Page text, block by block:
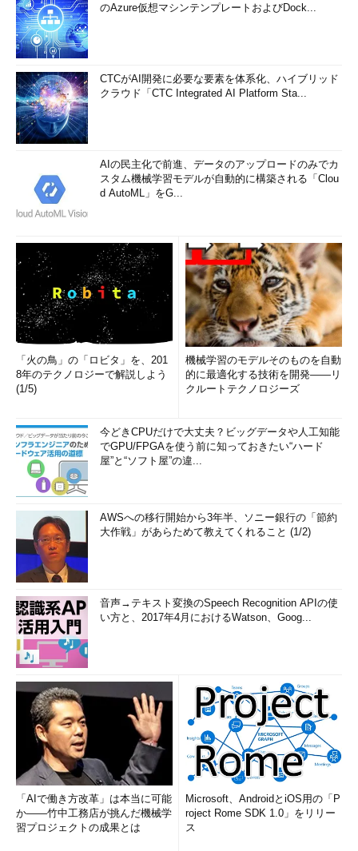
のAzure仮想マシンテンプレートおよびDock...
CTCがAI開発に必要な要素を体系化、ハイブリッド
クラウド「CTC Integrated AI Platform Sta...
AIの民主化で前進、データのアップロードのみでカ
スタム機械学習モデルが自動的に構築される「Clou
d AutoML」をG...
「火の鳥」の「ロビタ」を、201
8年のテクノロジーで解説しよう
(1/5)
機械学習のモデルそのものを自動
的に最適化する技術を開発――リ
クルートテクノロジーズ
今どきCPUだけで大丈夫？ビッグデータや人工知能
でGPU/FPGAを使う前に知っておきたい“ハード
屋”と“ソフト屋”の違...
AWSへの移行開始から3年半、ソニー銀行の「節約
大作戦」があらためて教えてくれること (1/2)
音声→テキスト変換のSpeech Recognition APIの使
い方と、2017年4月におけるWatson、Goog...
「AIで働き方改革」は本当に可能
か――竹中工務店が挑んだ機械学
習プロジェクトの成果とは
Microsoft、AndroidとiOS用の「P
roject Rome SDK 1.0」をリリー
ス